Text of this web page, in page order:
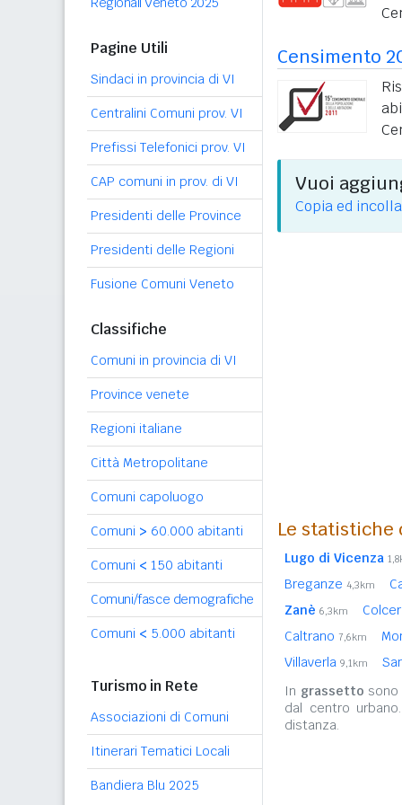
Pagine Utili
Sindaci in provincia di VI
Centralini Comuni prov. VI
Prefissi Telefonici prov. VI
CAP comuni in prov. di VI
Presidenti delle Province
Presidenti delle Regioni
Fusione Comuni Veneto
Classifiche
Comuni in provincia di VI
Province venete
Regioni italiane
Città Metropolitane
Comuni capoluogo
Comuni > 60.000 abitanti
Comuni < 150 abitanti
Comuni/fasce demografiche
Comuni < 5.000 abitanti
Turismo in Rete
Associazioni di Comuni
Itinerari Tematici Locali
Bandiera Blu 2025
Censimento
Vuoi
Copia ed
Le
Lugo di Vicenza
Breganze 4,3km
Zanè 6,3km
Caltrano 7,6km
Villaverla 9,1km
In grassetto
dal centro
distanza.